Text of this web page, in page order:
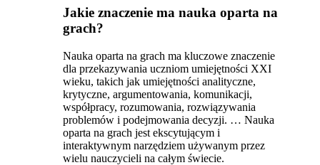
Jakie znaczenie ma nauka oparta na
grach?
Nauka oparta na grach ma kluczowe znaczenie
dla przekazywania uczniom umiejętności XXI
wieku, takich jak umiejętności analityczne,
krytyczne, argumentowania, komunikacji,
współpracy, rozumowania, rozwiązywania
problemów i podejmowania decyzji. … Nauka
oparta na grach jest ekscytującym i
interaktywnym narzędziem używanym przez
wielu nauczycieli na całym świecie.